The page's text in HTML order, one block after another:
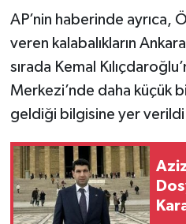
AP’nin haberinde ayrıca,
veren kalabalıkların
sırada Kemal
Merkezi’nde daha küçük
geldiği bilgisine yer